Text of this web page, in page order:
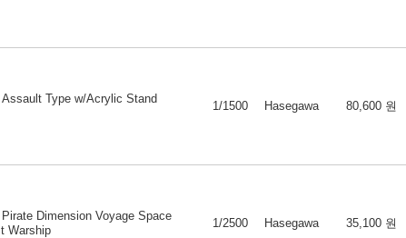
Type w/Acrylic Stand
1/1500 Hasegawa 80,600 원
Dimension Voyage Space
Warship
1/2500 Hasegawa 35,100 원